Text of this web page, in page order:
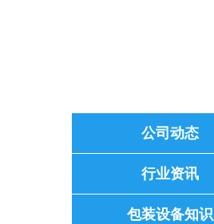
公司动态
行业资讯
包装设备知识